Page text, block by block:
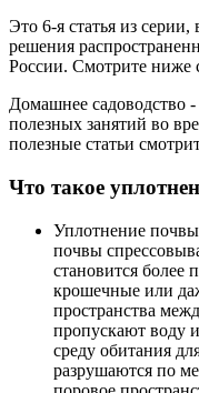
Это 6-я статья из
решения
России. Смотрите ниже
Домашнее садоводство
полезных занятий во
полезные статьи
Что такое
Уплотнение
почвы
становится более
крошечные или
пространства
пропускают воду
среду обитания
разрушаются по